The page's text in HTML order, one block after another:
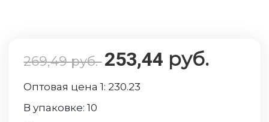
269,49руб. 253,44 руб.
Оптовая цена 1: 230.23
В упаковке:10